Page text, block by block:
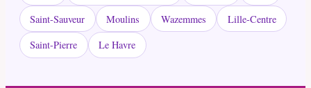
Saint-Sauveur
Moulins Wazemmes
Lille-Centre
Saint-Pierre
Le Havre